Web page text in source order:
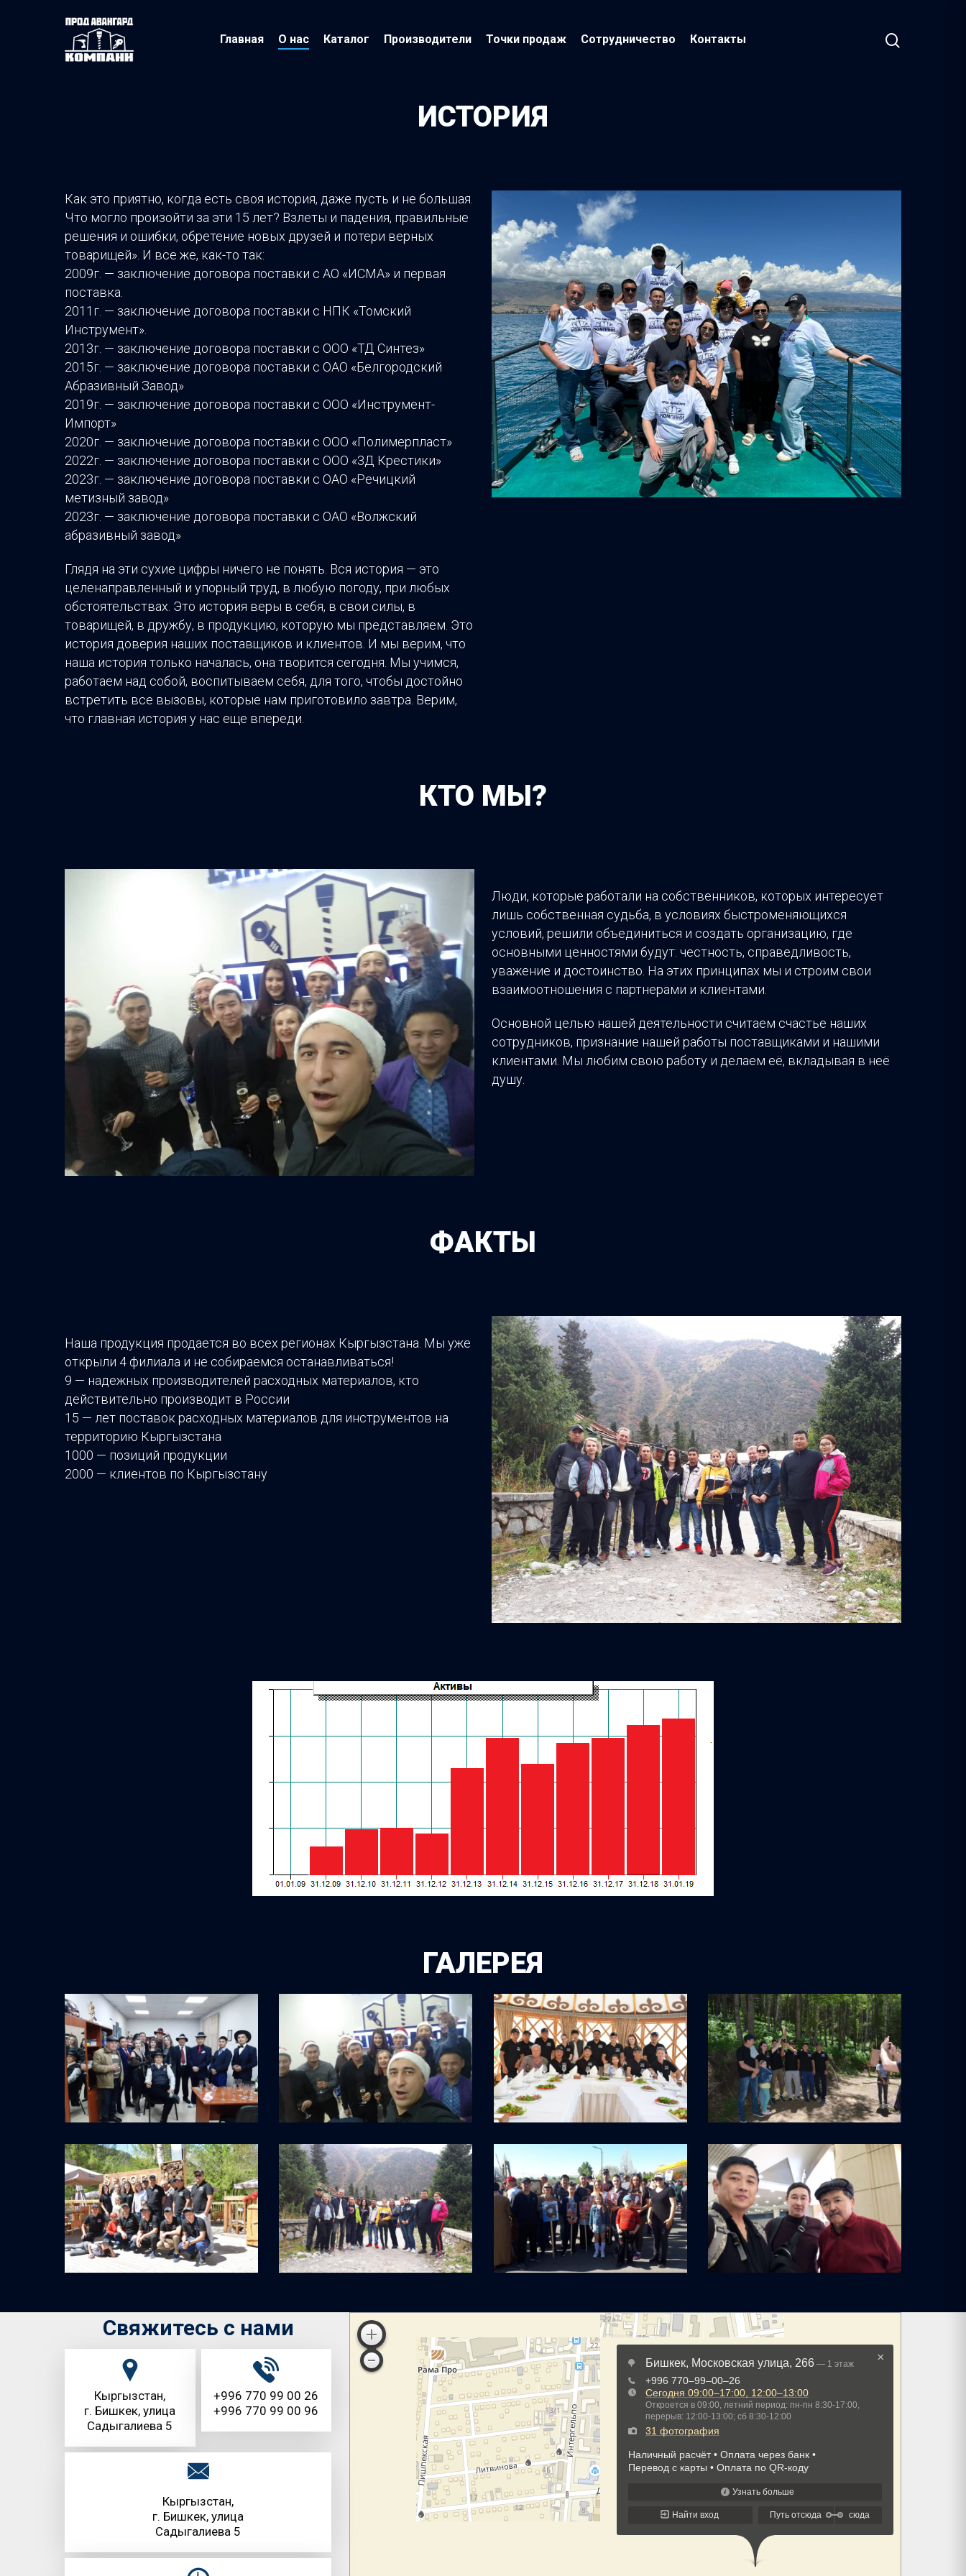
Нажмите Enter для поиска или ESC чтобы выйти
Главная О нас Каталог Производители Точки продаж Сотрудничество Контакты
ИСТОРИЯ
Как это приятно, когда есть своя история, даже пусть и не большая.
Что могло произойти за эти 15 лет? Взлеты и падения, правильные
решения и ошибки, обретение новых друзей и потери верных
товарищей». И все же, как-то так:
2009г. — заключение договора поставки с АО «ИСМА» и первая
поставка.
2011г. — заключение договора поставки с НПК «Томский
Инструмент».
2013г. — заключение договора поставки с ООО «ТД Синтез»
2015г. — заключение договора поставки с ОАО «Белгородский
Абразивный Завод»
2019г. — заключение договора поставки с ООО «Инструмент-
Импорт»
2020г. — заключение договора поставки с ООО «Полимерпласт»
2022г. — заключение договора поставки с ООО «3Д Крестики»
2023г. — заключение договора поставки с ОАО «Речицкий
метизный завод»
2023г. — заключение договора поставки с ОАО «Волжский
абразивный завод»
Глядя на эти сухие цифры ничего не понять. Вся история — это
целенаправленный и упорный труд, в любую погоду, при любых
обстоятельствах. Это история веры в себя, в свои силы, в
товарищей, в дружбу, в продукцию, которую мы представляем. Это
история доверия наших поставщиков и клиентов. И мы верим, что
наша история только началась, она творится сегодня. Мы учимся,
работаем над собой, воспитываем себя, для того, чтобы достойно
встретить все вызовы, которые нам приготовило завтра. Верим,
что главная история у нас еще впереди.
КТО МЫ?
Люди, которые работали на собственников, которых интересует
лишь собственная судьба, в условиях быстроменяющихся
условий, решили объединиться и создать организацию, где
основными ценностями будут: честность, справедливость,
уважение и достоинство. На этих принципах мы и строим свои
взаимоотношения с партнерами и клиентами.
Основной целью нашей деятельности считаем счастье наших
сотрудников, признание нашей работы поставщиками и нашими
клиентами. Мы любим свою работу и делаем её, вкладывая в неё
душу.
ФАКТЫ
Наша продукция продается во всех регионах Кыргызстана. Мы уже
открыли 4 филиала и не собираемся останавливаться!
9 — надежных производителей расходных материалов, кто
действительно производит в России
15 — лет поставок расходных материалов для инструментов на
территорию Кыргызстана
1000 — позиций продукции
2000 — клиентов по Кыргызстану
ГАЛЕРЕЯ
Свяжитесь с нами
Кыргызстан,
г. Бишкек, улица
Садыгалиева 5
+996 770 99 00 26
+996 770 99 00 96
Кыргызстан,
г. Бишкек, улица
Садыгалиева 5